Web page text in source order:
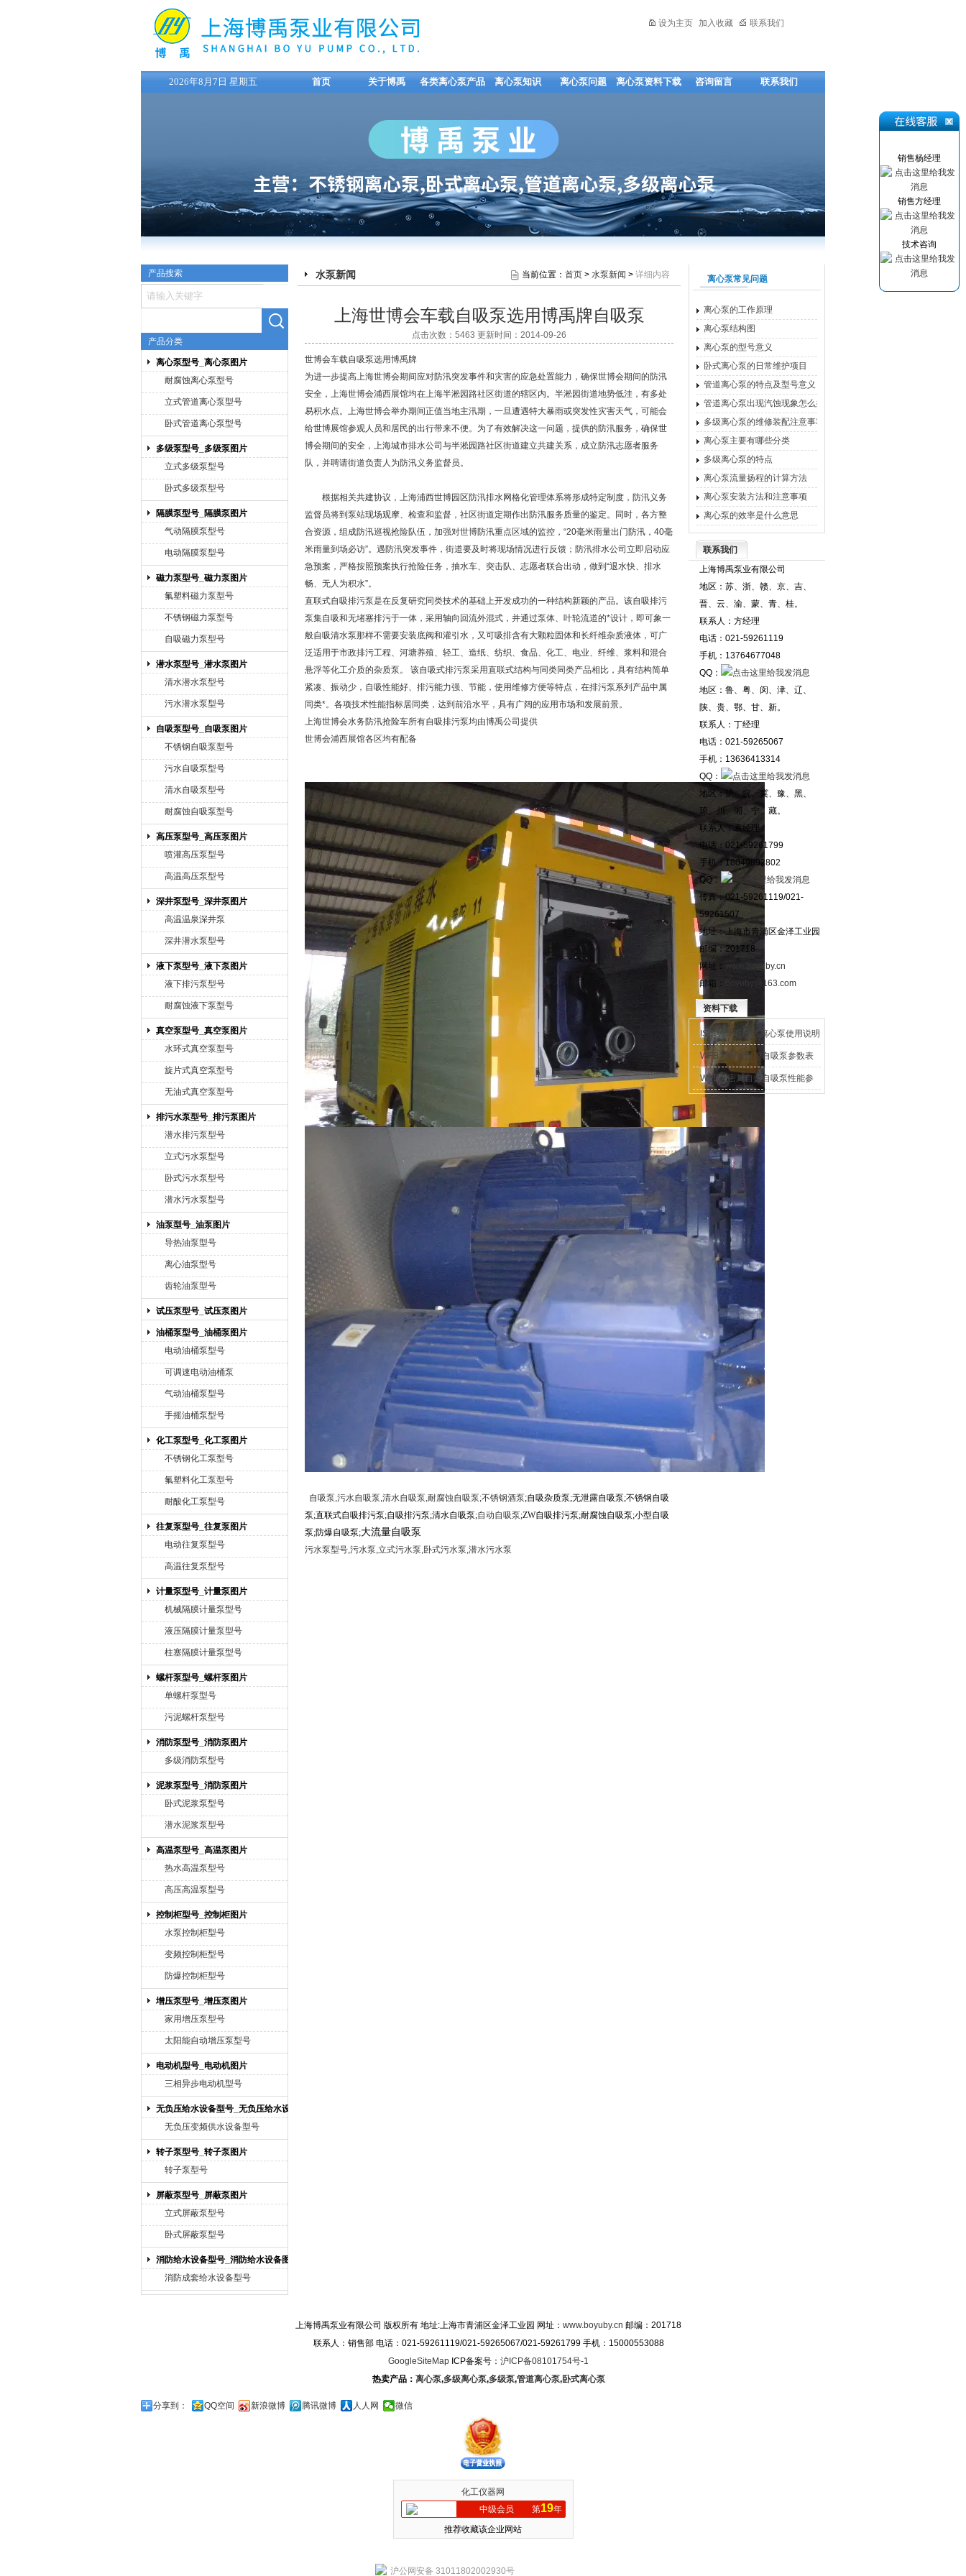
上海博禹泵业有限公司
设为主页 加入收藏 联系我们
2026年8月7日 星期五 首页 关于博禹 各类离心泵产品 离心泵知识 离心泵问题 离心泵资料下载 咨询留言 联系我们
产品搜索
产品分类
离心泵型号_离心泵图片
耐腐蚀离心泵型号
立式管道离心泵型号
卧式管道离心泵型号
多级泵型号_多级泵图片
立式多级泵型号
卧式多级泵型号
隔膜泵型号_隔膜泵图片
气动隔膜泵型号
电动隔膜泵型号
磁力泵型号_磁力泵图片
氟塑料磁力泵型号
不锈钢磁力泵型号
自吸磁力泵型号
潜水泵型号_潜水泵图片
清水潜水泵型号
污水潜水泵型号
自吸泵型号_自吸泵图片
不锈钢自吸泵型号
污水自吸泵型号
清水自吸泵型号
耐腐蚀自吸泵型号
高压泵型号_高压泵图片
喷灌高压泵型号
高温高压泵型号
深井泵型号_深井泵图片
高温温泉深井泵
深井潜水泵型号
液下泵型号_液下泵图片
液下排污泵型号
耐腐蚀液下泵型号
真空泵型号_真空泵图片
水环式真空泵型号
旋片式真空泵型号
无油式真空泵型号
排污水泵型号_排污泵图片
潜水排污泵型号
立式污水泵型号
卧式污水泵型号
潜水污水泵型号
油泵型号_油泵图片
导热油泵型号
离心油泵型号
齿轮油泵型号
试压泵型号_试压泵图片
油桶泵型号_油桶泵图片
电动油桶泵型号
可调速电动油桶泵
气动油桶泵型号
手摇油桶泵型号
化工泵型号_化工泵图片
不锈钢化工泵型号
氟塑料化工泵型号
耐酸化工泵型号
往复泵型号_往复泵图片
电动往复泵型号
高温往复泵型号
计量泵型号_计量泵图片
机械隔膜计量泵型号
液压隔膜计量泵型号
柱塞隔膜计量泵型号
螺杆泵型号_螺杆泵图片
单螺杆泵型号
污泥螺杆泵型号
消防泵型号_消防泵图片
多级消防泵型号
泥浆泵型号_消防泵图片
卧式泥浆泵型号
潜水泥浆泵型号
高温泵型号_高温泵图片
热水高温泵型号
高压高温泵型号
控制柜型号_控制柜图片
水泵控制柜型号
变频控制柜型号
防爆控制柜型号
增压泵型号_增压泵图片
家用增压泵型号
太阳能自动增压泵型号
电动机型号_电动机图片
三相异步电动机型号
无负压给水设备型号_无负压给水设备
图片
无负压变频供水设备型号
转子泵型号_转子泵图片
转子泵型号
屏蔽泵型号_屏蔽泵图片
立式屏蔽泵型号
卧式屏蔽泵型号
消防给水设备型号_消防给水设备图片
消防成套给水设备型号
水泵新闻 当前位置： 首页 > 水泵新闻 > 详细内容
上海世博会车载自吸泵选用博禹牌自吸泵
点击次数：5463 更新时间：2014-09-26
世博会车载自吸泵选用博禹牌
为进一步提高上海世博会期间应对防汛突发事件和灾害的应急处置能力，确保世博会期间的防汛
安全，上海世博会浦西展馆均在上海半淞园路社区街道的辖区内。半淞园街道地势低洼，有多处
易积水点。上海世博会举办期间正值当地主汛期，一旦遭遇特大暴雨或突发性灾害天气，可能会
给世博展馆参观人员和居民的出行带来不便。为了有效解决这一问题，提供的防汛服务，确保世
博会期间的安全，上海城市排水公司与半淞园路社区街道建立共建关系，成立防汛志愿者服务
队，并聘请街道负责人为防汛义务监督员。
根据相关共建协议，上海浦西世博园区防汛排水网格化管理体系将形成特定制度，防汛义务
监督员将到泵站现场观摩、检查和监督，社区街道定期作出防汛服务质量的鉴定。同时，各方整
合资源，组成防汛巡视抢险队伍，加强对世博防汛重点区域的监控，“20毫米雨量出门防汛，40毫
米雨量到场必访”。遇防汛突发事件，街道要及时将现场情况进行反馈；防汛排水公司立即启动应
急预案，严格按照预案执行抢险任务，抽水车、突击队、志愿者联合出动，做到“退水快、排水
畅、无人为积水”。
直联式自吸排污泵是在反复研究同类技术的基础上开发成功的一种结构新颖的产品。该自吸排污
泵集自吸和无堵塞排污于一体，采用轴向回流外混式，并通过泵体、叶轮流道的*设计，即可象一
般自吸清水泵那样不需要安装底阀和灌引水，又可吸排含有大颗粒固体和长纤维杂质液体，可广
泛适用于市政排污工程、河塘养殖、轻工、造纸、纺织、食品、化工、电业、纤维、浆料和混合
悬浮等化工介质的杂质泵。 该自吸式排污泵采用直联式结构与同类同类产品相比，具有结构简单
紧凑、振动少，自吸性能好、排污能力强、节能，使用维修方便等特点，在排污泵系列产品中属
同类*。各项技术性能指标居同类，达到前沿水平，具有广阔的应用市场和发展前景。
上海世博会水务防汛抢险车所有自吸排污泵均由博禹公司提供
世博会浦西展馆各区均有配备
自吸泵,污水自吸泵,清水自吸泵,耐腐蚀自吸泵;不锈钢酒泵;自吸杂质泵;无泄露自吸泵;不锈钢自吸
泵;直联式自吸排污泵;自吸排污泵;清水自吸泵;自动自吸泵;ZW自吸排污泵;耐腐蚀自吸泵;小型自吸
泵;防爆自吸泵;大流量自吸泵
污水泵型号,污水泵,立式污水泵,卧式污水泵,潜水污水泵
离心泵常见问题
离心泵的工作原理
离心泵结构图
离心泵的型号意义
卧式离心泵的日常维护项目
管道离心泵的特点及型号意义
管道离心泵出现汽蚀现象怎么办
多级离心泵的维修装配注意事项
离心泵主要有哪些分类
多级离心泵的特点
离心泵流量扬程的计算方法
离心泵安装方法和注意事项
离心泵的效率是什么意思
联系我们
上海博禹泵业有限公司
地区：苏、浙、赣、京、吉、
晋、云、渝、蒙、青、桂。
联系人：方经理
电话：021-59261119
手机：13764677048
QQ：
地区：鲁、粤、闵、津、辽、
陕、贵、鄂、甘、新。
联系人：丁经理
电话：021-59265067
手机：13636413314
QQ：
地区：沪、皖、冀、豫、黑、
琼、川、湘、宁、藏。
联系人：袁经理
电话：021-59261799
手机：18049892802
QQ：
传真：021-59261119/021-
59261507
地址：上海市青浦区金泽工业园
邮编：201718
网址： www.boyuby.cn
邮箱：
boyuby@163.com
资料下载
IS单级单吸卧式离心泵使用说明
书
WFB无密封自控自吸泵参数表
WFB无密封自控自吸泵性能参
数表
上海博禹泵业有限公司 版权所有 地址:上海市青浦区金泽工业园 网址： www.boyuby.cn 邮编：201718
联系人：销售部 电话：021-59261119/021-59265067/021-59261799 手机：15000553088
GoogleSiteMap ICP备案号： 沪ICP备08101754号-1
热卖产品： 离心泵,多级离心泵,多级泵,管道离心泵,卧式离心泵
分享到： QQ空间 新浪微博 腾讯微博 人人网 微信
销售杨经理
销售方经理
技术咨询
化工仪器网
中级会员
第19年
推荐收藏该企业网站
沪公网安备 31011802002930号